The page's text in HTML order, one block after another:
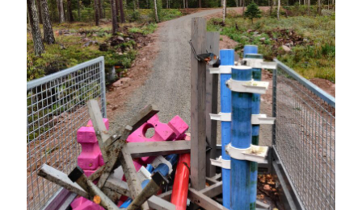
Senaste inläggen
VI TRÄNAR VIDARE!
MYCKET FLUGOR
IDA; dagens hoppning!
HINDERBANA
MAGSJUKA